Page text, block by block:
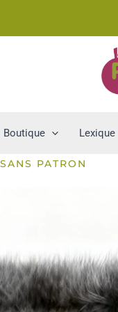
Boutique Lexique
PATRON